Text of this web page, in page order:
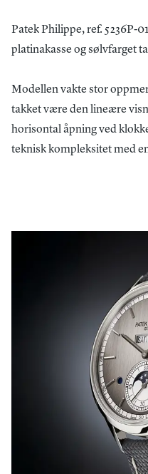
Patek Philippe, ref. 5236P-
platinakasse og sølvfarget
Modellen vakte stor
takket være den lineære
horisontal åpning ved
teknisk kompleksitet med